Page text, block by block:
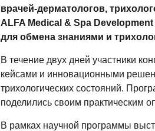
врачей-дерматологов,
ALFA Medical & Spa
для обмена знаниями и
В течение двух дней участники
кейсами и инновационными
трихологических состояний.
поделились своим практическим
В рамках научной программы